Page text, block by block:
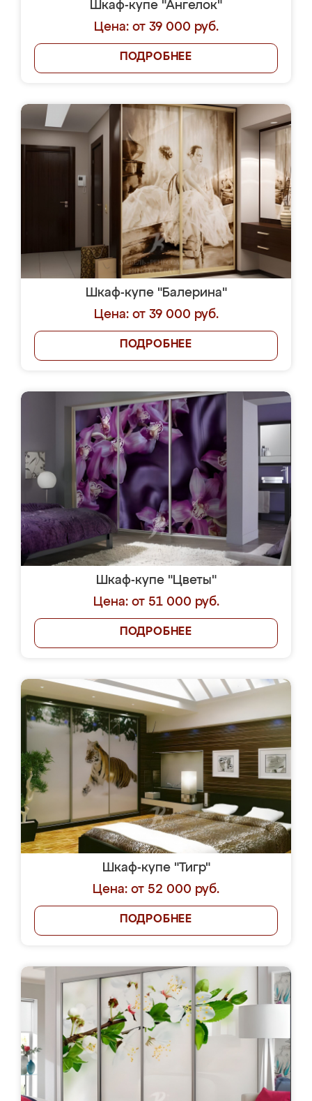
Шкаф-купе "Ангелок"
Цена: от 39 000 руб.
ПОДРОБНЕЕ
Шкаф-купе "Балерина"
Цена: от 39 000 руб.
ПОДРОБНЕЕ
Шкаф-купе "Цветы"
Цена: от 51 000 руб.
ПОДРОБНЕЕ
Шкаф-купе "Тигр"
Цена: от 52 000 руб.
ПОДРОБНЕЕ